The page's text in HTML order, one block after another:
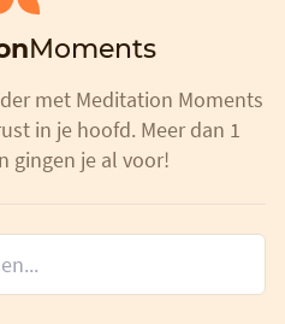
Moments
met Meditation Moments
in je hoofd. Meer dan 1
gingen je al voor!